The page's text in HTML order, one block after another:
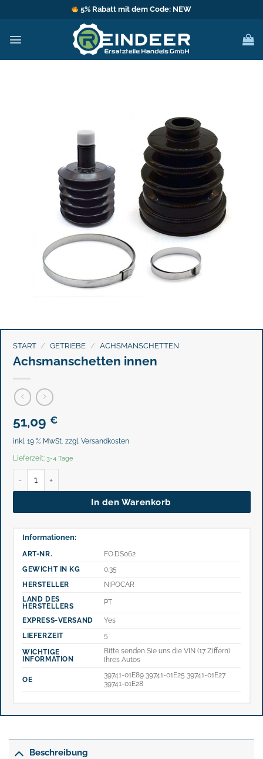
springen
5% Rabatt mit dem Code: NEW
START / GETRIEBE / ACHSMANSCHETTEN
Achsmanschetten innen
51,09 €
inkl. 19 % MwSt. zzgl. Versandkosten
Lieferzeit: 3-4 Tage
In den Warenkorb
Informationen:
ART-NR.
FO.DS062
GEWICHT IN KG
0.35
HERSTELLER
NIPOCAR
LAND DES
HERSTELLERS
PT
EXPRESS-VERSAND
Yes
LIEFERZEIT
5
WICHTIGE
INFORMATION
Bitte senden Sie uns die VIN (17 Ziffern)
Ihres Autos
OE
39741-01E89 39741-01E25 39741-01E27
39741-01E28
Beschreibung